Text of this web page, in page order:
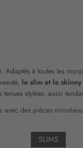
à toutes les
le slim et le
stylées, aussi
avec des pièces
SLIMS